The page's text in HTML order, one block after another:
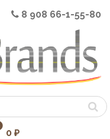
8 908 66-1-55-80
0 ₽